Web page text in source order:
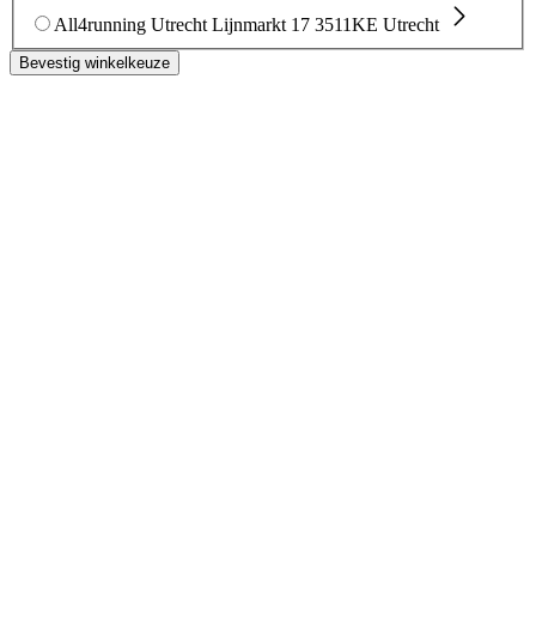
All4running Utrecht Lijnmarkt 17 3511KE Utrecht
Bevestig winkelkeuze